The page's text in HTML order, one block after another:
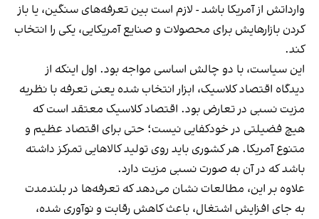
وارداتش از آمریکا باشد - لازم است بین تعرفه‌های سنگین، یا باز
کردن بازارهایش برای محصولات و صنایع آمریکایی، یکی را انتخاب
کند.
این سیاست، با دو چالش اساسی مواجه بود. اول اینکه از
دیدگاه اقتصاد کلاسیک، ابزار انتخاب شده یعنی تعرفه با نظریه
مزیت نسبی در تعارض بود. اقتصاد کلاسیک معتقد است که
هیچ فضیلتی در خودکفایی نیست؛ حتی برای اقتصاد عظیم و
متنوع آمریکا. هر کشوری باید روی تولید کالاهایی تمرکز داشته
باشد که در آن به صورت نسبی مزیت دارد.
علاوه بر این، مطالعات نشان می‌دهد که تعرفه‌ها در بلندمدت
به جای افزایش اشتغال، باعث کاهش رقابت و نوآوری شده،